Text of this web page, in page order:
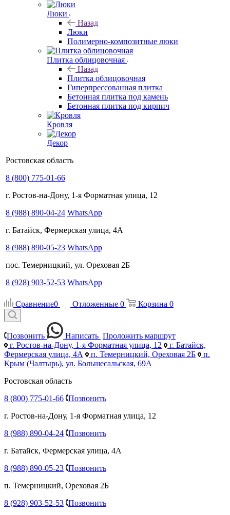
Люки
Назад
Люки
Полимерно-композитные люки
Плитка облицовочная
Назад
Плитка облицовочная
Гиперпрессованная плитка
Бетонная плитка под камень
Бетонная плитка под кирпич
Кровля
Декор
Ростовская область
8 (800) 775-01-66
г. Ростов-на-Дону, 1-я Форматная улица, 12
8 (988) 890-04-24 WhatsApp
г. Батайск, Фермерская улица, 4А
8 (988) 890-05-23 WhatsApp
пос. Темерницкий, ул. Ореховая 2Б
8 (928) 903-52-53 WhatsApp
Сравнение0 Отложенные 0 Корзина 0
Позвонить Написать Проложить маршрут
г. Ростов-на-Дону, 1-я Форматная улица, 12
г. Батайск,
Фермерская улица, 4А
п. Темерницкий, Ореховая 2Б
п.
Крым (Чалтырь), ул. Большесальская, 69А
Ростовская область
8 (800) 775-01-66 Позвонить
г. Ростов-на-Дону, 1-я Форматная улица, 12
8 (988) 890-04-24 Позвонить
г. Батайск, Фермерская улица, 4А
8 (988) 890-05-23 Позвонить
п. Темерницкий, Ореховая 2Б
8 (928) 903-52-53 Позвонить